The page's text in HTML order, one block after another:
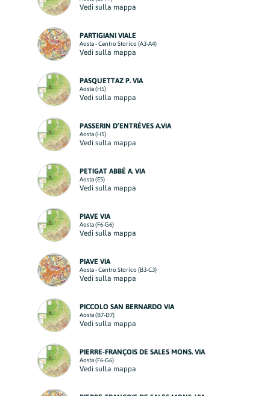
Vedi sulla mappa
PARTIGIANI VIALE
Aosta - Centro Storico (A3-A4)
Vedi sulla mappa
PASQUETTAZ P. VIA
Aosta (H5)
Vedi sulla mappa
PASSERIN D’ENTRÈVES A.VIA
Aosta (H5)
Vedi sulla mappa
PETIGAT ABBÉ A. VIA
Aosta (E5)
Vedi sulla mappa
PIAVE VIA
Aosta (F6-G6)
Vedi sulla mappa
PIAVE VIA
Aosta - Centro Storico (B3-C3)
Vedi sulla mappa
PICCOLO SAN BERNARDO VIA
Aosta (B7-D7)
Vedi sulla mappa
PIERRE-FRANÇOIS DE SALES MONS. VIA
Aosta (F6-G6)
Vedi sulla mappa